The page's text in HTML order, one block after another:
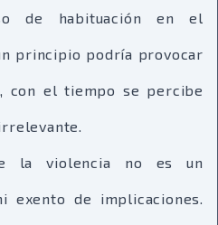
de habituación en el
principio podría provocar
con el tiempo se percibe
la violencia no es un
exento de implicaciones.